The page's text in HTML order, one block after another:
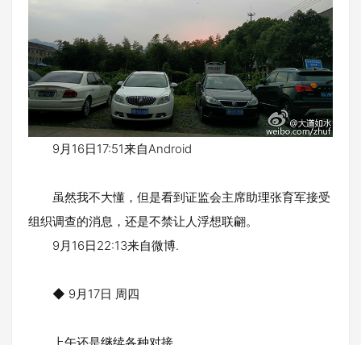
9月16日17:51来自Android
虽然我不大懂，但是看到证监会主席助理张育军接受
组织调查的消息，还是不禁让人浮想联翩。
9月16日22:13来自微博.
◆ 9月17日 周四